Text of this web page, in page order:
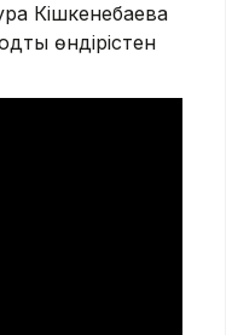
Кішкенебаева
өндірістен